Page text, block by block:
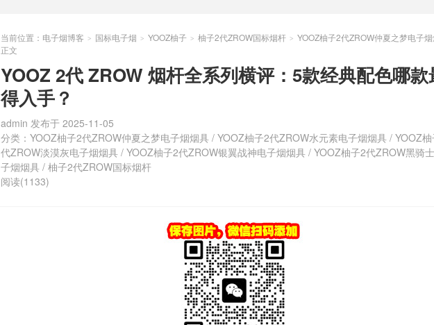
当前位置： 电子烟博客 > 国标电子烟 > YOOZ柚子 > 柚子2代ZROW国标烟杆 > YOOZ柚子2代ZROW仲夏之梦电子
正文
YOOZ 2代 ZROW 烟杆全系列横评：5款经典配色哪
得入手？
admin 发布于 2025-11-05
分类： YOOZ柚子2代ZROW仲夏之梦电子烟烟具 / YOOZ柚子2代ZROW水元素电子烟烟具 / YOOZ
代ZROW淡漠灰电子烟烟具 / YOOZ柚子2代ZROW银翼战神电子烟烟具 / YOOZ柚子2代ZROW黑骑
子烟烟具 / 柚子2代ZROW国标烟杆
阅读(1133)